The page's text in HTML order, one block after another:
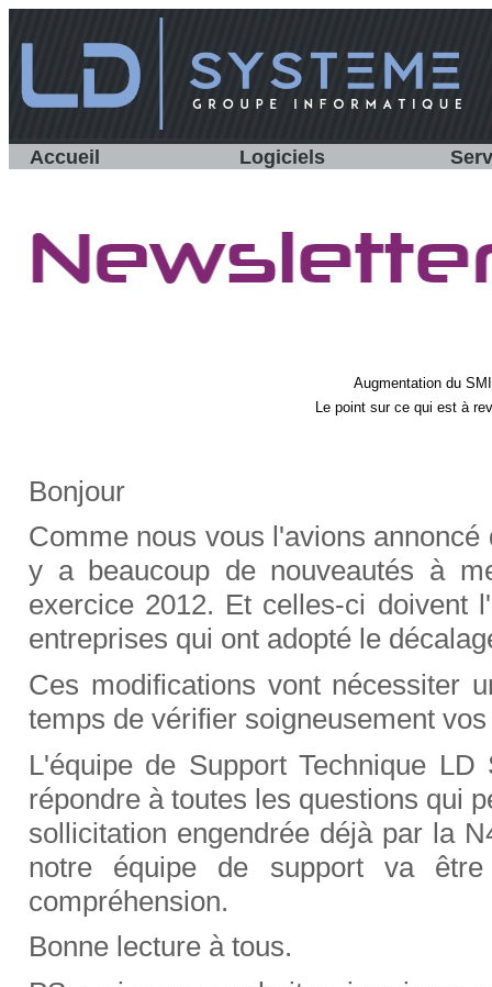
Accueil Logiciels
Augmentation du
Le point sur ce qui est à
Bonjour
Comme nous vous l'avions
y a beaucoup de nouveautés à
exercice 2012. Et celles-ci doivent
entreprises qui ont adopté le
Ces modifications vont nécessiter
temps de vérifier soigneusement
L'équipe de Support Technique
répondre à toutes les questions qui
sollicitation engendrée déjà par la
notre équipe de support va
compréhension.
Bonne lecture à tous.